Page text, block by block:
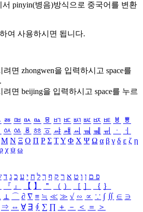
서 pinyin(병음)방식으로 중국어를 변환
여 사용하시면 됩니다.
려면 zhongwen을 입력하시고 space를
려면 beijing을 입력하시고 space를 누르
ㅭ ㅮ ㅯ ㅰ ㅱ ㅲ ㅳ ㅴ ㅵ ㅶ ㅷ ㅸ
ㅹ
ㆂ ㆃ ㆄ ㆅ ㆆ ㆇ ㆈ ㆉ ㆊ ㆋ ㆌ ㆍ
ㆎ
Μ Ν Ξ Ο Π Ρ Σ ΤΥ Φ Χ Ψ Ω α β γ δ ε ζ η
χ ψ ω
פ ם ן ו ט א ר ק ף ך ל ח י ע כ ג ד
『 』 【 】 ＂ （ ） ［ ］ ｛ ｝
⊥ ⌒ ∂ ∇ ≡ ≒ ≪ ≫ √ ∽ ∝ ∵ ∫ ∬ ∈ ∋
⇒ ⇔ ∀ ∃ ∮ ∑ ∏ ＋ － ＜ ＝
＞